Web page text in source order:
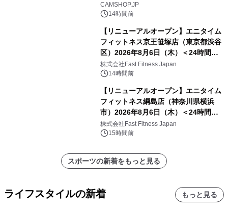
CAMSHOP.JP
14時間前
【リニューアルオープン】エニタイム
フィットネス京王笹塚店（東京都渋谷
区）2026年8月6日（木）＜24時間年
中無休のフィットネスジム＞
株式会社Fast Fitness Japan
14時間前
【リニューアルオープン】エニタイム
フィットネス綱島店（神奈川県横浜
市）2026年8月6日（木）＜24時間年
中無休のフィットネスジム＞
株式会社Fast Fitness Japan
15時間前
スポーツの新着をもっと見る
ライフスタイルの新着 もっと見る